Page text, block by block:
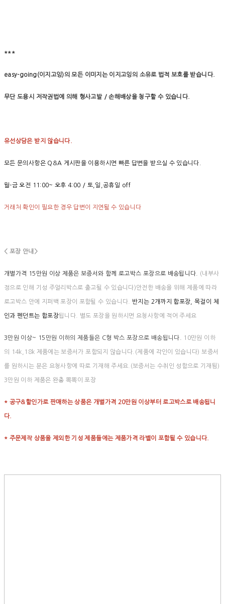
***
easy-going(이지고잉)의 모든 이미지는 이지고잉의 소유로 법적 보호를 받습니다.
무단 도용시 저작권법에 의해 형사고발 / 손해배상을 청구할 수 있습니다.
유선상담은 받지 않습니다.
모든 문의사항은 Q&A 게시판을 이용하시면 빠른 답변을 받으실 수 있습니다.
월-금 오전 11:00~ 오후 4:00 / 토,일,공휴일 off
거래처 확인이 필요한 경우 답변이 지연될 수 있습니다
< 포장 안내>
개별가격 15만원 이상 제품은 보증서와 함께 로고박스 포장으로 배송됩니다. (내부사
정으로 인해 기성 주얼리박스로 출고될 수 있습니다)안전한 배송을 위해 제품에 따라
로고박스 안에 지퍼백 포장이 포함될 수 있습니다. 반지는 2개까지 합포장, 목걸이 체
인과 펜던트는 합포장됩니다. 별도 포장을 원하시면 요청사항에 적어 주세요
3만원 이상~ 15만원 이하의 제품들은 C형 박스 포장으로 배송됩니다. 10만원 이하
의 14k,18k 제품에는 보증서가 포함되지 않습니다.(제품에 각인이 있습니다) 보증서
를 원하시는 분은 요청사항에 따로 기재해 주세요.(보증서는 수취인 성함으로 기재됨)
3만원 이하 제품은 완충 뽁뽁이 포장
* 공구&할인가로 판매하는 상품은 개별가격 20만원 이상부터 로고박스로 배송됩니
다.
* 주문제작 상품을 제외한 기성 제품들에는 제품가격 라벨이 포함될 수 있습니다.